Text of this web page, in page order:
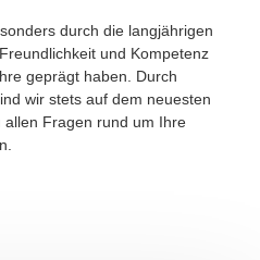
durch die langjährigen
und Kompetenz
geprägt haben. Durch
wir stets auf dem neuesten
Fragen rund um Ihre